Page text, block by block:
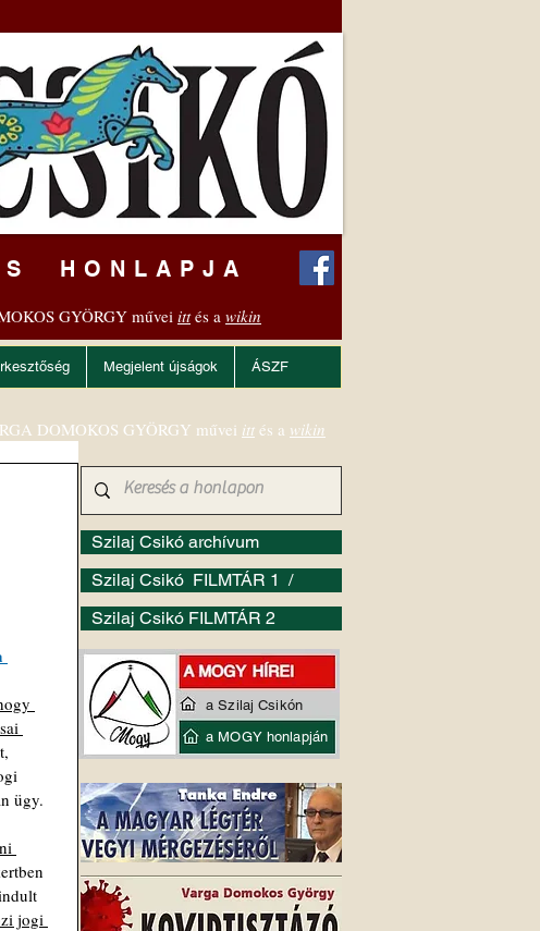
HONLAPJA
GYÖRGY művei ittés a wikin
Megjelent újságok ÁSZF
ügy.
jogi
Szilaj Csikó archívum
Szilaj Csikó FILMTÁR 1 /
Szilaj Csikó FILMTÁR 2
DOMOKOS GYÖRGY művei itt és a wikin
a Szilaj Csikón
a MOGY honlapján